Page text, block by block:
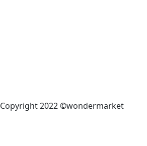
Copyright 2022 ©wondermarket